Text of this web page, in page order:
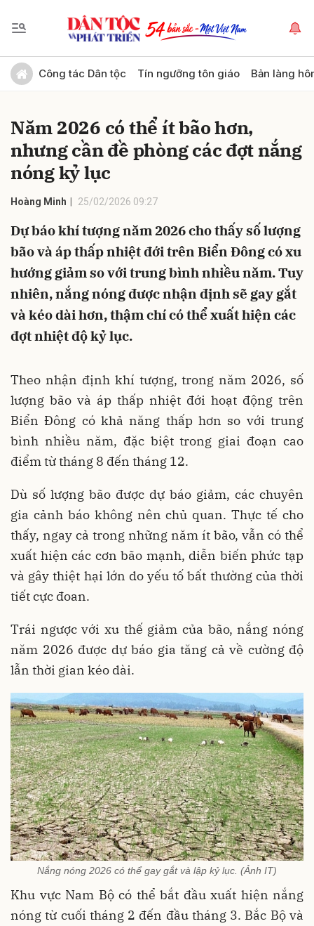
Công tác Dân tộc Tín ngưỡng tôn giáo Bản làng
Năm 2026 có thể ít bão hơn,
nhưng cần đề phòng các đợt nắng
nóng kỷ lục
Hoàng Minh 25/02/2026 09:27
Dự báo khí tượng năm 2026 cho thấy số lượng
bão và áp thấp nhiệt đới trên Biển Đông có xu
hướng giảm so với trung bình nhiều năm. Tuy
nhiên, nắng nóng được nhận định sẽ gay gắt
và kéo dài hơn, thậm chí có thể xuất hiện các
đợt nhiệt độ kỷ lục.
Theo nhận định khí tượng, trong năm 2026, số
lượng bão và áp thấp nhiệt đới hoạt động trên
Biển Đông có khả năng thấp hơn so với trung
bình nhiều năm, đặc biệt trong giai đoạn cao
điểm từ tháng 8 đến tháng 12.
Dù số lượng bão được dự báo giảm, các chuyên
gia cảnh báo không nên chủ quan. Thực tế cho
thấy, ngay cả trong những năm ít bão, vẫn có thể
xuất hiện các cơn bão mạnh, diễn biến phức tạp
và gây thiệt hại lớn do yếu tố bất thường của thời
tiết cực đoan.
Trái ngược với xu thế giảm của bão, nắng nóng
năm 2026 được dự báo gia tăng cả về cường độ
lẫn thời gian kéo dài.
Nắng nóng 2026 có thể gay gắt và lập kỷ lục. (Ảnh IT)
Khu vực Nam Bộ có thể bắt đầu xuất hiện nắng
nóng từ cuối tháng 2 đến đầu tháng 3. Bắc Bộ và
Gửi bình luận